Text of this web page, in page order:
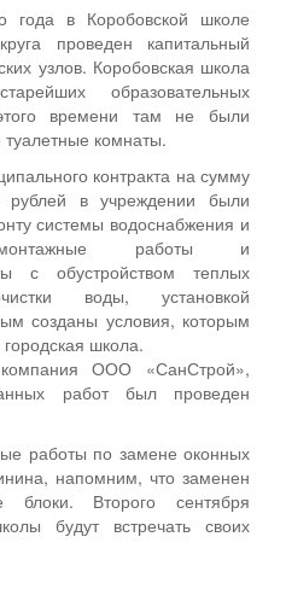
года в Коробовской школе
проведен капитальный
узлов. Коробовская школа
образовательных
времени там не были
комнаты.
контракта на сумму
в учреждении были
системы водоснабжения и
работы и
с обустройством теплых
воды, установкой
созданы условия, которым
школа.
ООО «СанСтрой»,
работ был проведен
работы по замене оконных
напомним, что заменен
блоки. Второго сентября
будут встречать своих